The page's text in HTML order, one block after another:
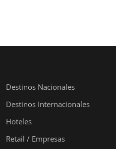
Destinos Nacionales
Destinos Internacionales
Hoteles
Retail / Empresas